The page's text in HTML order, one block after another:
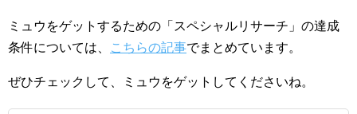
ミュウをゲットするための「スペシャルリサーチ」の達成
条件については、 こちらの記事でまとめています。
ぜひチェックして、ミュウをゲットしてくださいね。